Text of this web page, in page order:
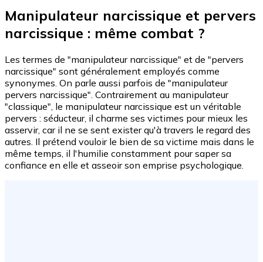
Manipulateur narcissique et pervers
narcissique : même combat ?
Les termes de "manipulateur narcissique" et de "pervers
narcissique" sont généralement employés comme
synonymes. On parle aussi parfois de "manipulateur
pervers narcissique". Contrairement au manipulateur
"classique", le manipulateur narcissique est un véritable
pervers : séducteur, il charme ses victimes pour mieux les
asservir, car il ne se sent exister qu'à travers le regard des
autres. Il prétend vouloir le bien de sa victime mais dans le
même temps, il l'humilie constamment pour saper sa
confiance en elle et asseoir son emprise psychologique.